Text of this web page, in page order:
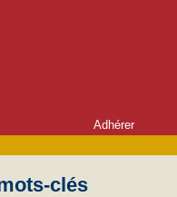
Adhérer
clés